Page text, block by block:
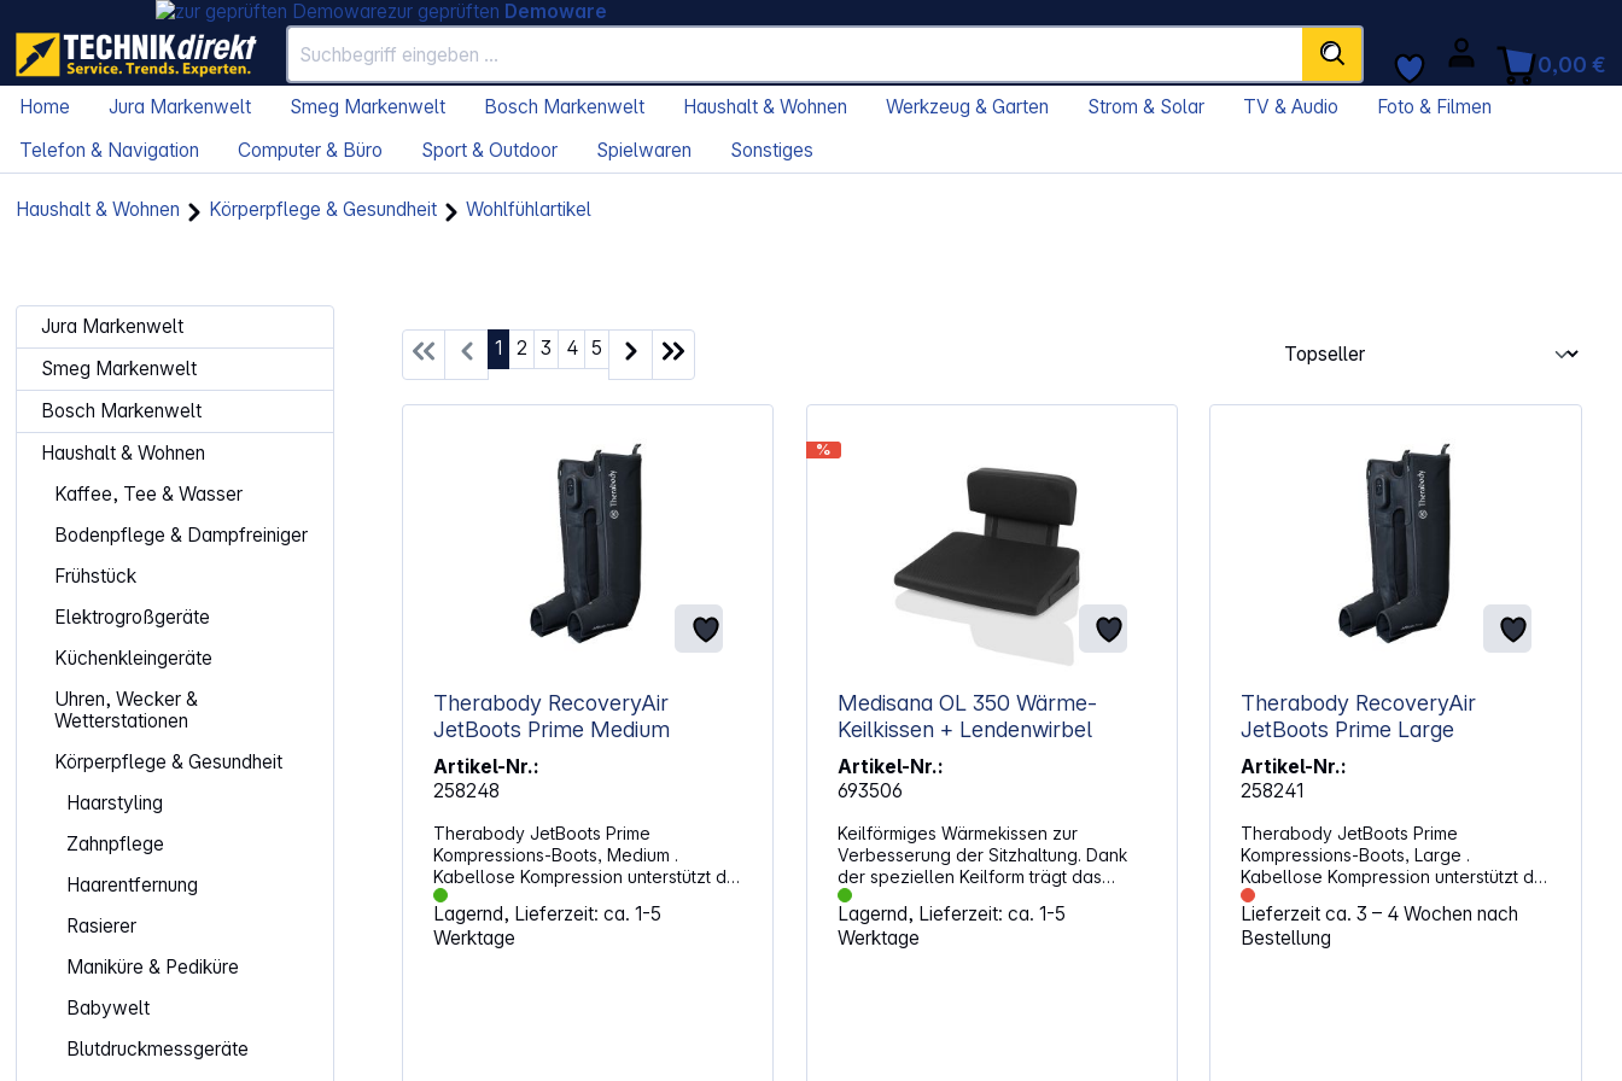
zur geprüften Demoware
0,00 €
Home Jura Markenwelt Smeg Markenwelt Bosch Markenwelt Haushalt & Wohnen Werkzeug & Garten Strom & Solar TV & Audio
Foto & Filmen
Telefon & Navigation
Computer & Büro Sport & Outdoor Spielwaren Sonstiges
Haushalt & Wohnen Körperpflege & Gesundheit Wohlfühlartikel
Jura Markenwelt
Smeg Markenwelt
Bosch Markenwelt
Haushalt & Wohnen
Kaffee, Tee & Wasser
Bodenpflege & Dampfreiniger
Frühstück
Elektrogroßgeräte
Küchenkleingeräte
Uhren, Wecker &
Wetterstationen
Körperpflege & Gesundheit
Haarstyling
Zahnpflege
Haarentfernung
Rasierer
Maniküre & Pediküre
Babywelt
Blutdruckmessgeräte
Seite
1 Seite
2 Seite
3 Seite
4 Seite
5
Therabody RecoveryAir
JetBoots Prime Medium
Artikel-Nr.:
258248
Therabody JetBoots Prime
Kompressions-Boots, Medium .
Kabellose Kompression unterstützt die
Regeneration der Beine im Alltag,
nach Training oder langen
Arbeitstagen. Das leichte, faltbare
Lagernd, Lieferzeit: ca. 1-5
Werktage
%
Medisana OL 350 Wärme-
Keilkissen + Lendenwirbel
Artikel-Nr.:
693506
Keilförmiges Wärmekissen zur
Verbesserung der Sitzhaltung. Dank
der speziellen Keilform trägt das
Wärme-Keilkissen OL 350 zur
Verbesserung der Sitzhaltung bei,
indem die Rückenmuskulatur aktiv
Lagernd, Lieferzeit: ca. 1-5
Werktage
Therabody RecoveryAir
JetBoots Prime Large
Artikel-Nr.:
258241
Therabody JetBoots Prime
Kompressions-Boots, Large .
Kabellose Kompression unterstützt die
Regeneration der Beine im Alltag,
nach Training oder langen
Arbeitstagen. Das leichte, faltbare
Lieferzeit ca. 3 – 4 Wochen nach
Bestellung